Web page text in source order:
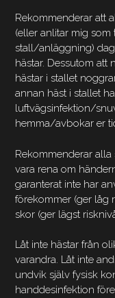
Rekommenderar att
(eller anlitar mig
stall/anläggning)
hästar. Dessutom att
hästar i stallet
annan häst i stallet
luftvägsinfektion/
hemma/avbokar er
Rekommenderar
vara rena om
garanterat inte har
förekommer (ger låg
skor (ger lägst
Låt inte hästar från
varandra. Låt inte
undvik själv fysisk
handdesinfektion